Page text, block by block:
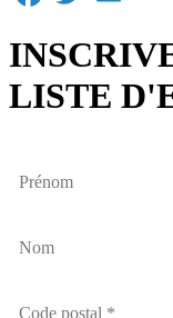
LISTE